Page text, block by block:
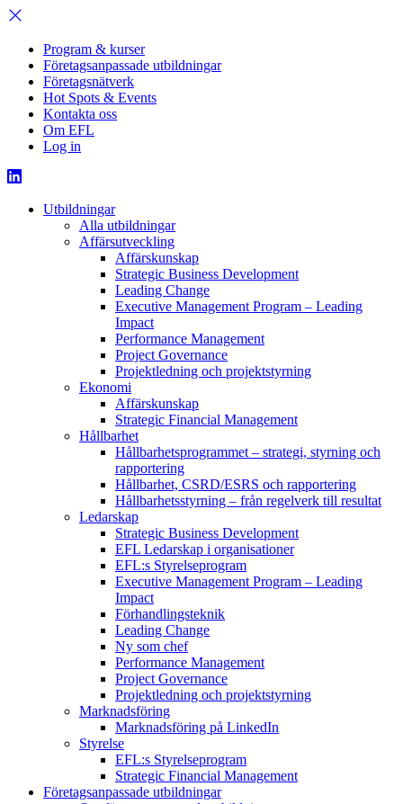
Program & kurser
Företagsanpassade utbildningar
Företagsnätverk
Hot Spots & Events
Kontakta oss
Om EFL
Log in
Utbildningar
Alla utbildningar
Affärsutveckling
Affärskunskap
Strategic Business Development
Leading Change
Executive Management Program – Leading
Impact
Performance Management
Project Governance
Projektledning och projektstyrning
Ekonomi
Affärskunskap
Strategic Financial Management
Hållbarhet
Hållbarhetsprogrammet – strategi, styrning och
rapportering
Hållbarhet, CSRD/ESRS och rapportering
Hållbarhetsstyrning – från regelverk till resultat
Ledarskap
Strategic Business Development
EFL Ledarskap i organisationer
EFL:s Styrelseprogram
Executive Management Program – Leading
Impact
Förhandlingsteknik
Leading Change
Ny som chef
Performance Management
Project Governance
Projektledning och projektstyrning
Marknadsföring
Marknadsföring på LinkedIn
Styrelse
EFL:s Styrelseprogram
Strategic Financial Management
Företagsanpassade utbildningar